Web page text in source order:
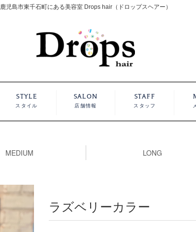
鹿児島市東千石町にある美容室 Drops hair（ドロップスヘアー）
STYLE
スタイル
SALON
店舗情報
STAFF
スタッフ
MEDIUM LONG
ラズベリーカラー